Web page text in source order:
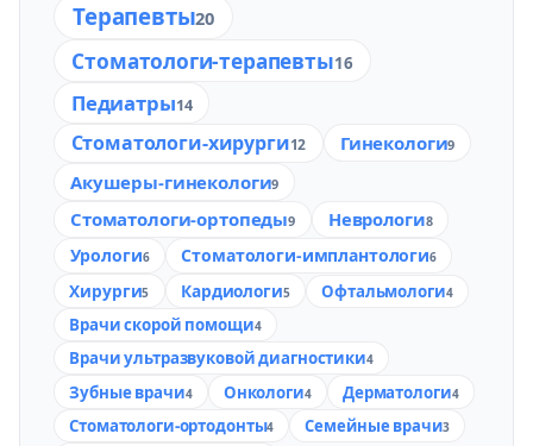
Терапевты20
Стоматологи-терапевты16
Педиатры14
Стоматологи-хирурги12 Гинекологи9
Акушеры-гинекологи9
Стоматологи-ортопеды9 Неврологи8
Урологи6 Стоматологи-имплантологи6
Хирурги5 Кардиологи5 Офтальмологи4
Врачи скорой помощи4
Врачи ультразвуковой диагностики4
Зубные врачи4 Онкологи4 Дерматологи4
Стоматологи-ортодонты4 Семейные врачи3